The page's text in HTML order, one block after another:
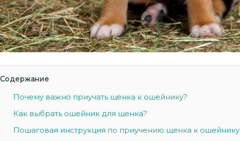
Содержание
Почему важно приучать щенка к ошейнику?
Как выбрать ошейник для щенка?
Пошаговая инструкция по приучению щенка к ошейнику